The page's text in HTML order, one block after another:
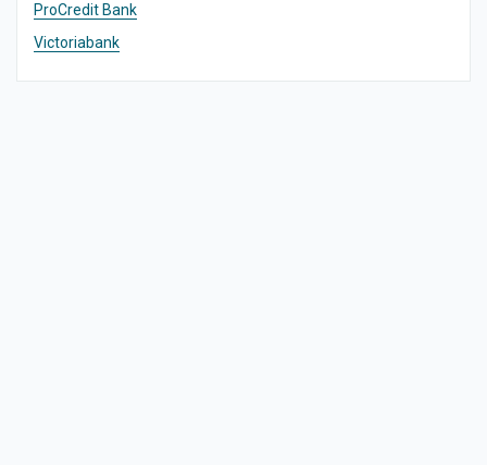
ProCredit Bank
Victoriabank